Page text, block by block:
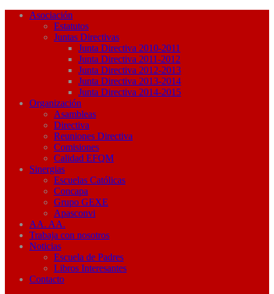
Asociación
Estatutos
Juntas Directivas
Junta Directiva 2010-2011
Junta Directiva 2011-2012
Junta Directiva 2012-2013
Junta Directiva 2013-2014
Junta Directiva 2014-2015
Organización
Asambleas
Directiva
Reuniones Directiva
Comisiones
Calidad EFQM
Sinergias
Escuelas Católicas
Concapa
Grupo GEXE
Apasconvi
AA. AA.
Trabaja con nosotros
Noticias
Escuela de Padres
Libros Interesantes
Contacto